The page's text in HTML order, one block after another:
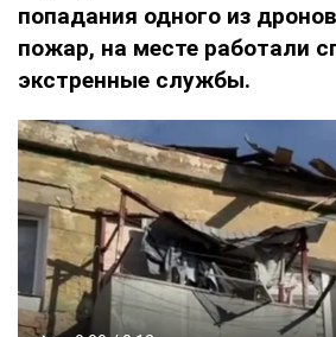
попадания одного из
пожар, на месте работали
экстренные службы.